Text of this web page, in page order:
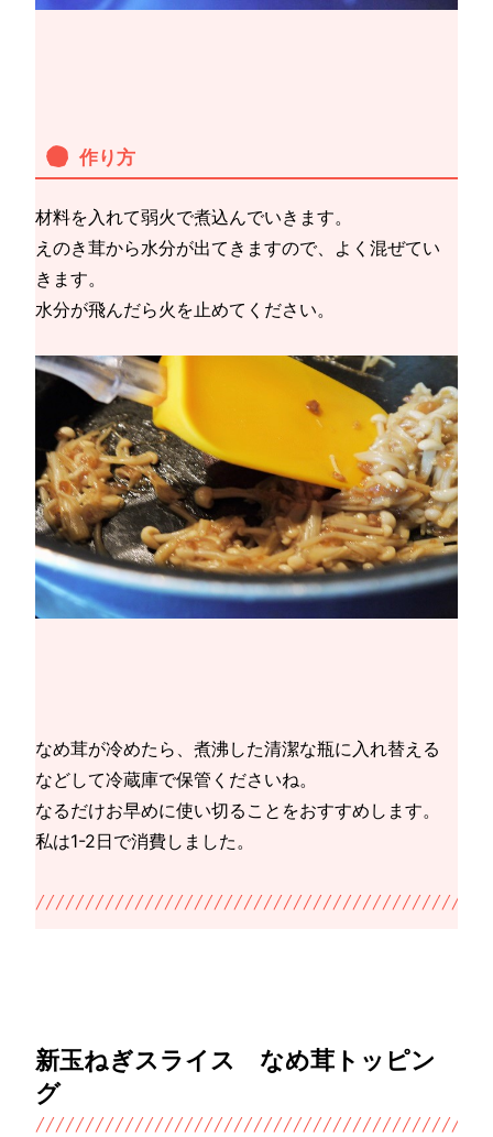
作り方
材料を入れて弱火で煮込んでいきます。
えのき茸から水分が出てきますので、よく混ぜてい
きます。
水分が飛んだら火を止めてください。
なめ茸が冷めたら、煮沸した清潔な瓶に入れ替える
などして冷蔵庫で保管くださいね。
なるだけお早めに使い切ることをおすすめします。
私は1-2日で消費しました。
新玉ねぎスライス なめ茸トッピン
グ